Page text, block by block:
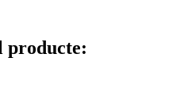
producte: